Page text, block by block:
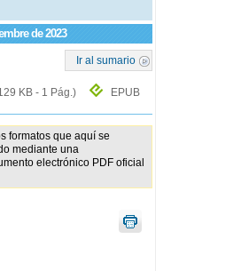
de 2023
Ir al sumario
KB - 1 Pág.)
EPUB
formatos que aquí se
mediante una
electrónico PDF oficial